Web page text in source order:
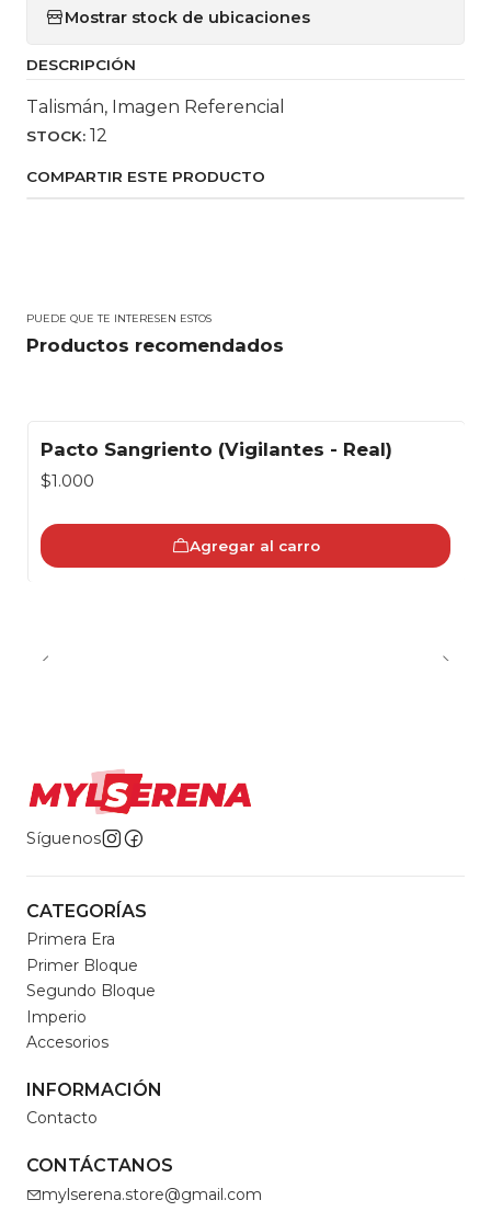
Mostrar stock de ubicaciones
DESCRIPCIÓN
Talismán, Imagen Referencial
STOCK: 12
COMPARTIR ESTE PRODUCTO
PUEDE QUE TE INTERESEN ESTOS
Productos recomendados
Pacto Sangriento (Vigilantes - Real)
$1.000
Agregar al carro
Síguenos
CATEGORÍAS
Primera Era
Primer Bloque
Segundo Bloque
Imperio
Accesorios
INFORMACIÓN
Contacto
CONTÁCTANOS
mylserena.store@gmail.com